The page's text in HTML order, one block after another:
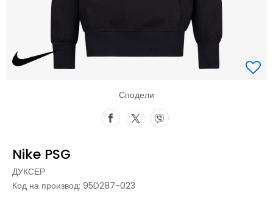
Сподели
Nike PSG
ДУКСЕР
Код на производ: 95D287-023